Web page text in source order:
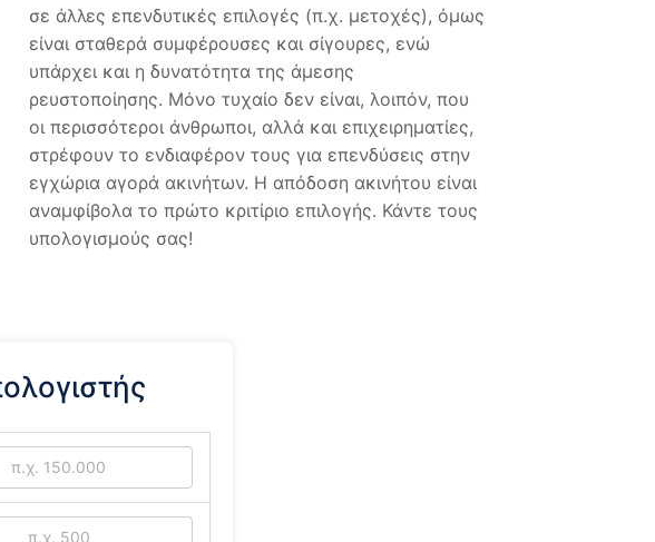
σε άλλες επενδυτικές επιλογές (π.χ. μετοχές), όμως
είναι σταθερά συμφέρουσες και σίγουρες, ενώ
υπάρχει και η δυνατότητα της άμεσης
ρευστοποίησης. Μόνο τυχαίο δεν είναι, λοιπόν, που
οι περισσότεροι άνθρωποι, αλλά και επιχειρηματίες,
στρέφουν το ενδιαφέρον τους για επενδύσεις στην
εγχώρια αγορά ακινήτων. Η απόδοση ακινήτου είναι
αναμφίβολα το πρώτο κριτίριο επιλογής. Κάντε τους
υπολογισμούς σας!